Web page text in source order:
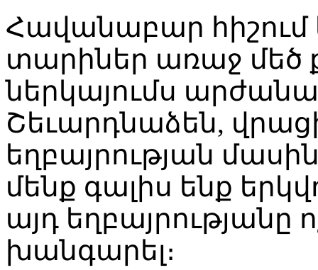
Հավանաբար հիշում
տարիներ առաջ
ներկայումս
Շեւարդնաձեն,
եղբայրության
մենք գալիս ենք
այդ եղբայրությանը
խանգարել։